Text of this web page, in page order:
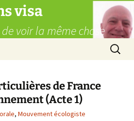
visa
voir la même chose
de France
(Acte 1)
, Mouvement écologiste